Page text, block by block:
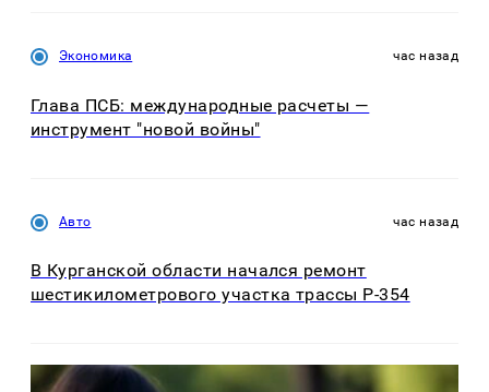
Экономика час назад
Глава ПСБ: международные расчеты —
инструмент "новой войны"
Авто час назад
В Курганской области начался ремонт
шестикилометрового участка трассы Р-354